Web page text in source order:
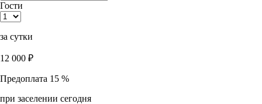
Гости
за сутки
12 000 ₽
Предоплата 15 %
при заселении сегодня